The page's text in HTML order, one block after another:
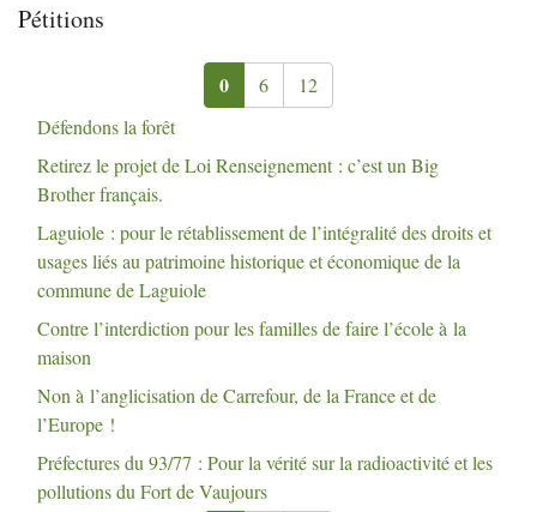
Pétitions
0 6
12
Défendons la forêt
Retirez le projet de Loi Renseignement : c’est un Big
Brother français.
Laguiole : pour le rétablissement de l’intégralité des droits et
usages liés au patrimoine historique et économique de la
commune de Laguiole
Contre l’interdiction pour les familles de faire l’école à la
maison
Non à l’anglicisation de Carrefour, de la France et de
l’Europe !
Préfectures du 93/77 : Pour la vérité sur la radioactivité et les
pollutions du Fort de Vaujours